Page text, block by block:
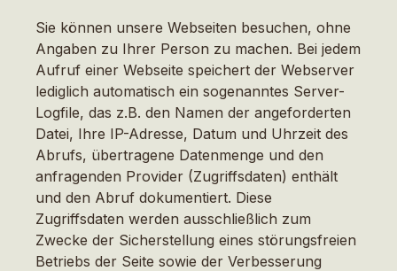
Sie können unsere Webseiten besuchen, ohne
Angaben zu Ihrer Person zu machen. Bei jedem
Aufruf einer Webseite speichert der Webserver
lediglich automatisch ein sogenanntes Server-
Logfile, das z.B. den Namen der angeforderten
Datei, Ihre IP-Adresse, Datum und Uhrzeit des
Abrufs, übertragene Datenmenge und den
anfragenden Provider (Zugriffsdaten) enthält
und den Abruf dokumentiert. Diese
Zugriffsdaten werden ausschließlich zum
Zwecke der Sicherstellung eines störungsfreien
Betriebs der Seite sowie der Verbesserung